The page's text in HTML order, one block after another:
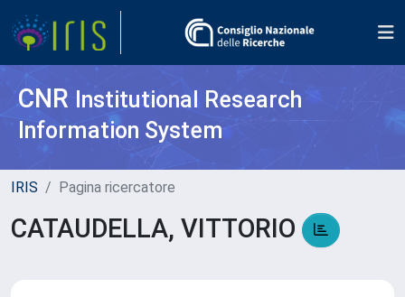
CNR Institutional Research
Information System
IRIS Pagina ricercatore
CATAUDELLA, VITTORIO